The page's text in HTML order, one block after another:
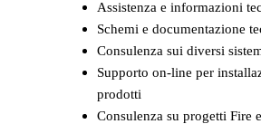
Assistenza e informazioni
Schemi e documentazione
Consulenza sui diversi
Supporto on-line per
prodotti
Consulenza su progetti Fire